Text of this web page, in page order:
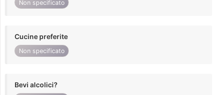
Non specificato
Cucine preferite
Non specificato
Bevi alcolici?